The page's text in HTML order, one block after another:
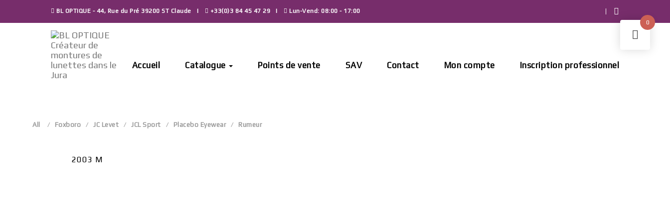
BL OPTIQUE - 44, Rue du Pré 39200 ST Claude +33(0)3 84 45 47 29 Lun-Vend: 08:00 - 17:00
Accueil Catalogue Points de vente SAV Contact Mon compte Inscription professionnel
All Foxboro JC Levet JCL Sport Placebo Eyewear Rumeur
2003 M
0